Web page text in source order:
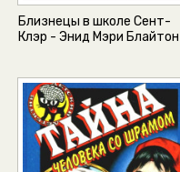
Близнецы в школе Сент-
Клэр - Энид Мэри Блайтон